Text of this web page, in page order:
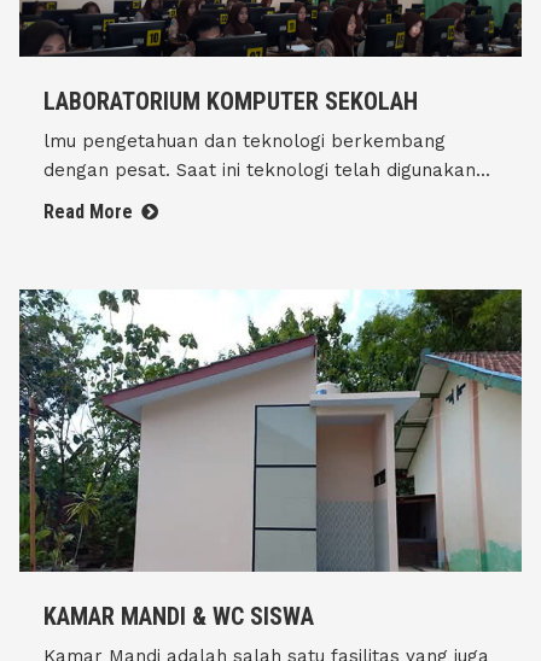
LABORATORIUM KOMPUTER SEKOLAH
lmu pengetahuan dan teknologi berkembang
dengan pesat. Saat ini teknologi telah digunakan...
Read More
KAMAR MANDI & WC SISWA
Kamar Mandi adalah salah satu fasilitas yang juga